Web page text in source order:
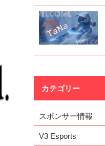
カテゴリー
スポンサー情報
V3 Esports